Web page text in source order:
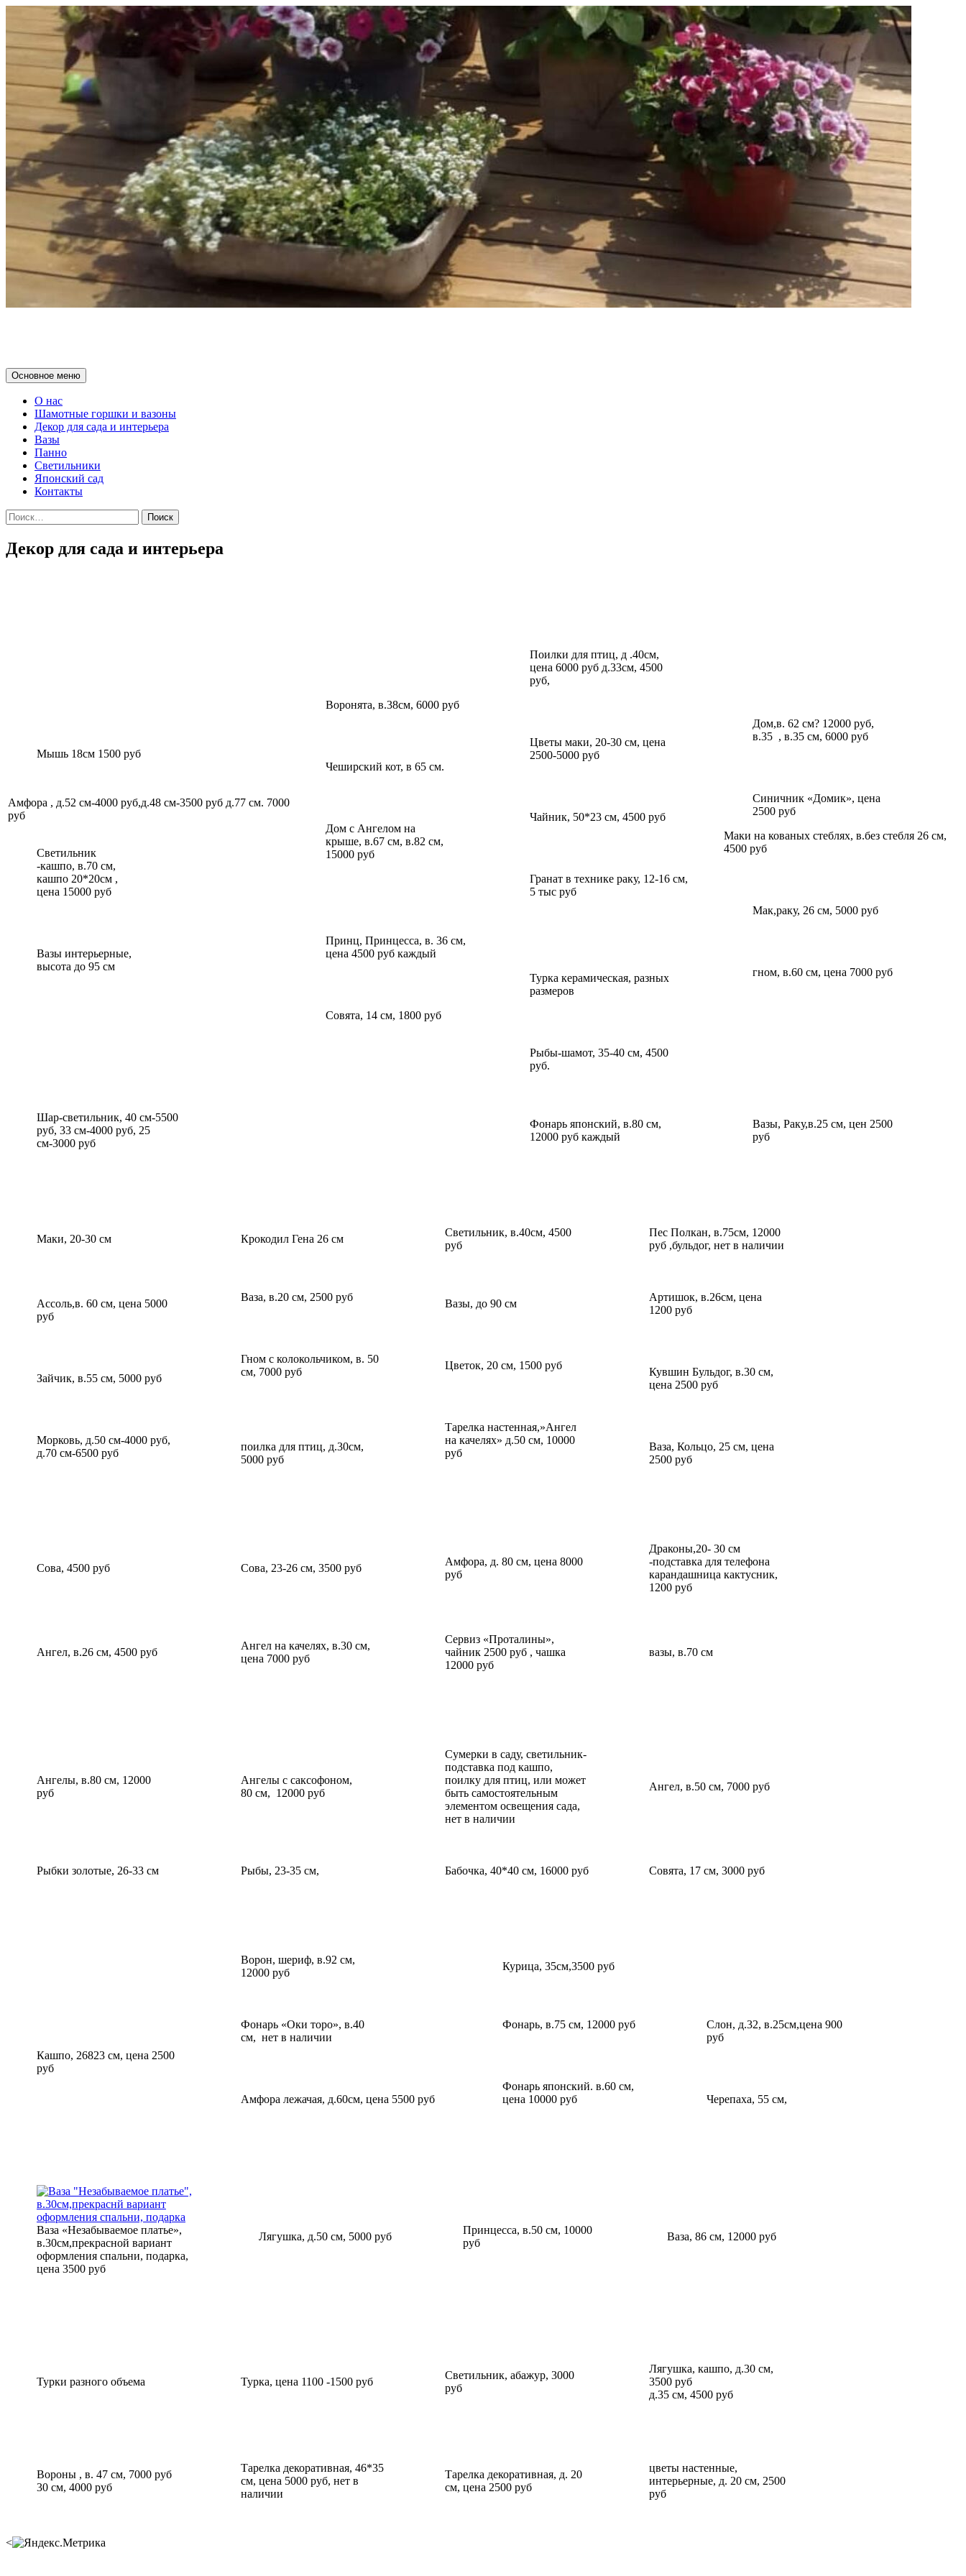
Перейти
содержимому
Поиск
Основное меню
О нас
Шамотные горшки и вазоны
Декор для сада и интерьера
Вазы
Панно
Светильники
Японский сад
Контакты
Найти:
Декор для сада и интерьера
Мышь 18см 1500 руб
Амфора , д.52 см-4000 руб,д.48 см-3500 руб д.77 см. 7000
руб
Светильник
-кашпо, в.70 см,
кашпо 20*20см ,
цена 15000 руб
Вазы интерьерные,
высота до 95 см
Воронята, в.38см, 6000 руб
Чеширский кот, в 65 см.
Дом с Ангелом на
крыше, в.67 см, в.82 см,
15000 руб
Принц, Принцесса, в. 36 см,
цена 4500 руб каждый
Совята, 14 см, 1800 руб
Поилки для птиц, д .40см,
цена 6000 руб д.33см, 4500
руб,
Цветы маки, 20-30 см, цена
2500-5000 руб
Чайник, 50*23 см, 4500 руб
Гранат в технике раку, 12-16 см,
5 тыс руб
Турка керамическая, разных
размеров
Рыбы-шамот, 35-40 см, 4500
руб.
Дом,в. 62 см? 12000 руб,
в.35 , в.35 см, 6000 руб
Синичник «Домик», цена
2500 руб
Маки на кованых стеблях, в.без стебля 26 см,
4500 руб
Мак,раку, 26 см, 5000 руб
гном, в.60 см, цена 7000 руб
Шар-светильник, 40 см-5500
руб, 33 см-4000 руб, 25
см-3000 руб
Фонарь японский, в.80 см,
12000 руб каждый
Вазы, Раку,в.25 см, цен 2500
руб
Маки, 20-30 см Крокодил Гена 26 см
Светильник, в.40см, 4500
руб
Пес Полкан, в.75см, 12000
руб ,бульдог, нет в наличии
Ассоль,в. 60 см, цена 5000
руб
Зайчик, в.55 см, 5000 руб
Морковь, д.50 см-4000 руб,
д.70 см-6500 руб
Ваза, в.20 см, 2500 руб
Гном с колокольчиком, в. 50
см, 7000 руб
поилка для птиц, д.30см,
5000 руб
Вазы, до 90 см
Цветок, 20 см, 1500 руб
Тарелка настенная,»Ангел
на качелях» д.50 см, 10000
руб
Артишок, в.26см, цена
1200 руб
Кувшин Бульдог, в.30 см,
цена 2500 руб
Ваза, Кольцо, 25 см, цена
2500 руб
Сова, 4500 руб Сова, 23-26 см, 3500 руб
Амфора, д. 80 см, цена 8000
руб
Драконы,20- 30 см
-подставка для телефона
карандашница кактусник,
1200 руб
Ангел, в.26 см, 4500 руб
Ангел на качелях, в.30 см,
цена 7000 руб
Сервиз «Проталины»,
чайник 2500 руб , чашка
12000 руб
вазы, в.70 см
Ангелы, в.80 см, 12000
руб
Ангелы с саксофоном,
80 см, 12000 руб
Сумерки в саду, светильник-
подставка под кашпо,
поилку для птиц, или может
быть самостоятельным
элементом освещения сада,
нет в наличии
Ангел, в.50 см, 7000 руб
Рыбки золотые, 26-33 см Рыбы, 23-35 см, Бабочка, 40*40 см, 16000 руб Совята, 17 см, 3000 руб
Ворон, шериф, в.92 см,
12000 руб
Курица, 35см,3500 руб
Кашпо, 26823 см, цена 2500
руб
Фонарь «Оки торо», в.40
см, нет в наличии
Амфора лежачая, д.60см, цена 5500 руб
Фонарь, в.75 см, 12000 руб
Фонарь японский. в.60 см,
цена 10000 руб
Слон, д.32, в.25см,цена 900
руб
Черепаха, 55 см,
Ваза «Незабываемое платье»,
в.30см,прекрасной вариант
оформления спальни, подарка,
цена 3500 руб
Лягушка, д.50 см, 5000 руб
Принцесса, в.50 см, 10000
руб
Ваза, 86 см, 12000 руб
Турки разного объема Турка, цена 1100 -1500 руб
Светильник, абажур, 3000
руб
Лягушка, кашпо, д.30 см,
3500 руб
д.35 см, 4500 руб
Вороны , в. 47 см, 7000 руб
30 см, 4000 руб
Тарелка декоративная, 46*35
см, цена 5000 руб, нет в
наличии
Тарелка декоративная, д. 20
см, цена 2500 руб
цветы настенные,
интерьерные, д. 20 см, 2500
руб
<